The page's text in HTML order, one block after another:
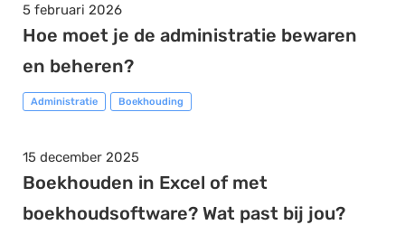
5 februari 2026
Hoe moet je de administratie bewaren
en beheren?
Administratie Boekhouding
15 december 2025
Boekhouden in Excel of met
boekhoudsoftware? Wat past bij jou?